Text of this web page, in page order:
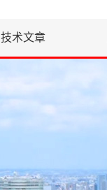
技术文章